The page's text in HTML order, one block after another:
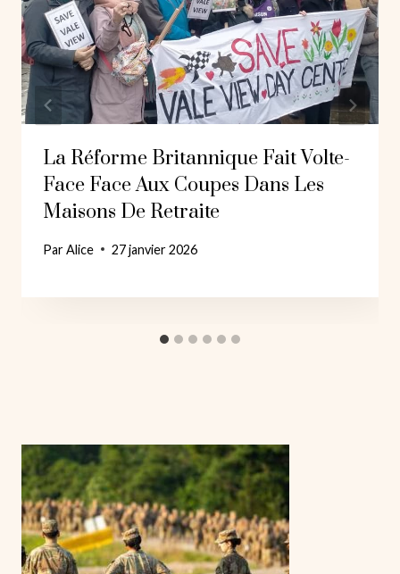
La Réforme Britannique Fait Volte-
Face Face Aux Coupes Dans Les
Maisons De Retraite
ParAlice 27 janvier 2026